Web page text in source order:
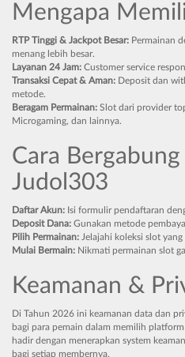
Mengapa
RTP Tinggi & Jackpot Besar: Permainan
menang lebih besar.
Layanan 24 Jam: Customer service
Transaksi Cepat & Aman: Deposit dan
metode.
Beragam Permainan: Slot dari provider
Microgaming, dan lainnya.
Cara
Judol303
Daftar Akun: Isi formulir pendaftaran
Deposit Dana: Gunakan metode
Pilih Permainan: Jelajahi koleksi slot yang
Mulai Bermain: Nikmati permainan slot
Keamanan &
Di Tahun 2026 ini keamanan data dan
bagi para pemain dalam memilih
hadir dengan menerapkan system
bagi setiap membernya.